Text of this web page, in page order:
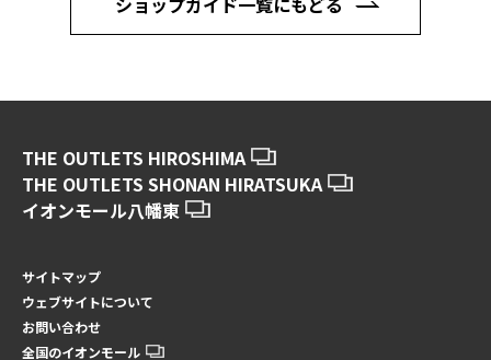
THE OUTLETS HIROSHIMA
THE OUTLETS SHONAN HIRATSUKA
イオンモール八幡東
サイトマップ
ウェブサイトについて
お問い合わせ
全国のイオンモール